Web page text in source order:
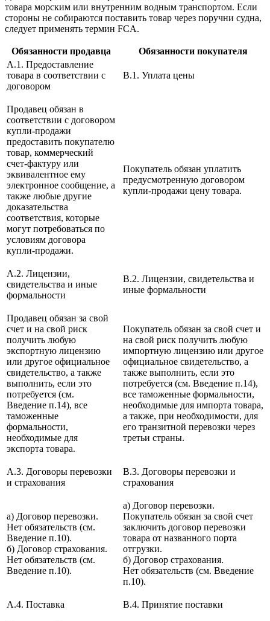
товара морским или внутренним водным транспортом. Если
стороны не собираются поставить товар через поручни судна,
следует применять термин FCA.
Обязанности продавца
Обязанности покупателя
A.1. Предоставление
товара в соответствии с
договором
B.1. Уплата цены
Продавец обязан в
соответствии с договором
купли-продажи
предоставить покупателю
товар, коммерческий
счет-фактуру или
эквивалентное ему
электронное сообщение, а
также любые другие
доказательства
соответствия, которые
могут потребоваться по
условиям договора
купли-продажи.
Покупатель обязан уплатить
предусмотренную договором
купли-продажи цену товара.
A.2. Лицензии,
свидетельства и иные
формальности
B.2. Лицензии, свидетельства и
иные формальности
Продавец обязан за свой
счет и на свой риск
получить любую
экспортную лицензию
или другое официальное
свидетельство, а также
выполнить, если это
потребуется (см.
Введение п.14), все
таможенные
формальности,
необходимые для
экспорта товара.
Покупатель обязан за свой счет и
на свой риск получить любую
импортную лицензию или другое
официальное свидетельство, а
также выполнить, если это
потребуется (см. Введение п.14),
все таможенные формальности,
необходимые для импорта товара,
а также, при необходимости, для
его транзитной перевозки через
третьи страны.
A.3. Договоры перевозки
и страхования
B.3. Договоры перевозки и
страхования
а) Договор перевозки.
Нет обязательств (см.
Введение п.10).
б) Договор страхования.
Нет обязательств (см.
Введение п.10).
а) Договор перевозки.
Покупатель обязан за свой счет
заключить договор перевозки
товара от названного порта
отгрузки.
б) Договор страхования.
Нет обязательств (см. Введение
п.10).
A.4. Поставка B.4. Принятие поставки